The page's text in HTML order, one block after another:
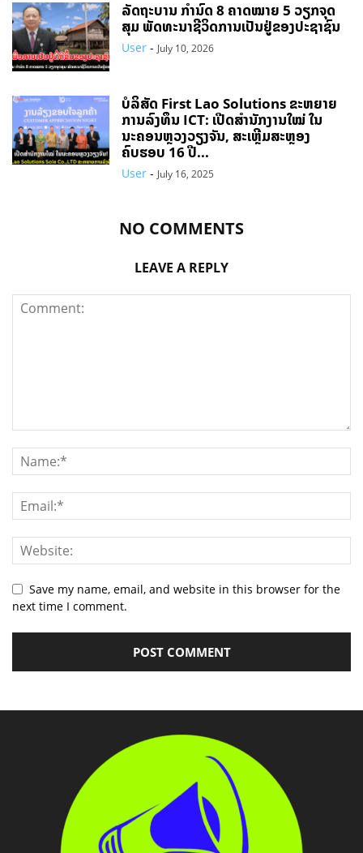
ລັດຖະບານ ກຳນົດ 8 ຄາດໝາຍ 5 ວຽກຈຸດ
ສຸມ ພັດທະນາຊີວິດການເປັນຢູ່ຂອງປະຊາຊົນ
User - July 10, 2026
ບໍລິສັດ First Lao Solutions ຂະຫຍາຍ
ການລົງທຶນ ICT: ເປີດສຳນັກງານໃໝ່ ໃນ
ນະຄອນຫຼວງວຽງຈັນ, ສະເຫຼີມສະຫຼອງ
ຄົບຮອບ 16 ປີ...
User - July 16, 2025
NO COMMENTS
LEAVE A REPLY
Save my name, email, and website in this browser for the
next time I comment.